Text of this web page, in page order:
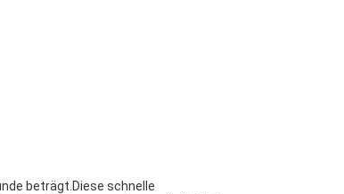
beträgt.Diese schnelle